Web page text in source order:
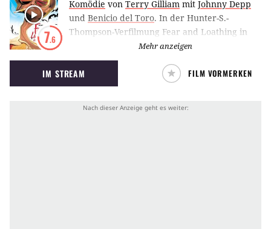
7.6
Komödie von Terry Gilliam mit Johnny Depp
und Benicio del Toro. In der Hunter-S.-
Thompson-Verfilmung Fear and Loathing in
Las Vegas begeben sich Johnny Depp und
Benicio del Toro auf einen drogenlastigen
Psychotrip nach Las Vegas.
Mehr anzeigen
IM STREAM FILM VORMERKEN